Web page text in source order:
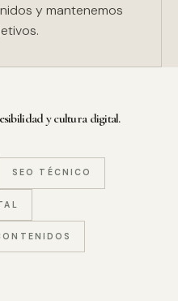
y mantenemos
y cultura digital.
SEO TÉCNICO